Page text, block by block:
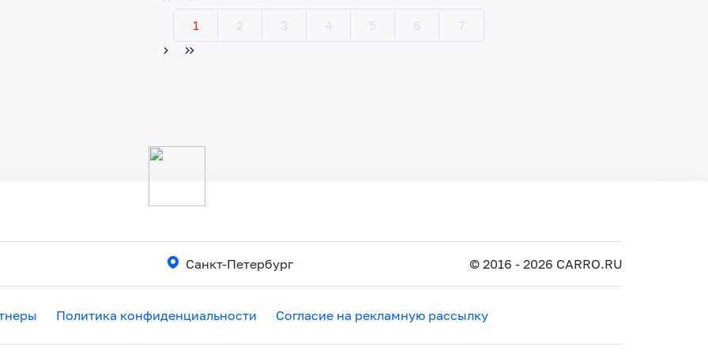
1 2 3 4 5 6 7
Санкт-Петербург © 2016 - 2026 CARRO.RU
Политика конфиденциальности Согласие на рекламную рассылку